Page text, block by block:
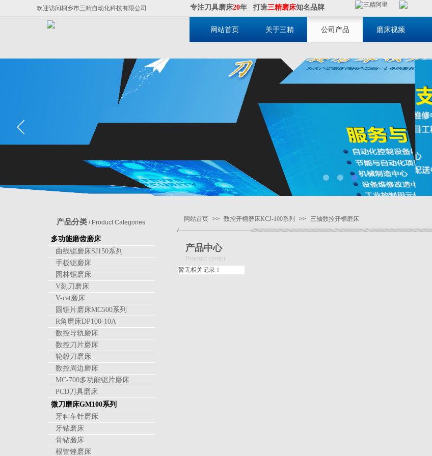
专注刀具磨床20年 打造三精磨床知名品牌
欢迎访问桐乡市三精自动化科技有限公司
网站首页 关于三精 公司产品 磨床视频
产品分类 / Product Categories
多功能磨齿磨床
曲线锯磨床SJ150系列
手板锯磨床
园林锯磨床
V刻刀磨床
V-cat磨床
圆锯片磨床MC500系列
R角磨床DP100-10A
数控导轨磨床
数控刀片磨床
轮毂刀磨床
数控周边磨床
MC-700多功能锯片磨床
PCD刀具磨床
微刀磨床GM100系列
牙科车针磨床
牙钻磨床
骨钻磨床
根管锉磨床
网站首页 >> 数控开槽磨床KCJ-100系列 >> 三轴数控开槽磨床
产品中心
Product center
暂无相关记录！